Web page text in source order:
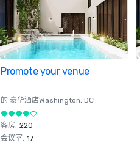
Promote your venue
的 豪华酒店Washington, DC
客房: 220
会议室: 17